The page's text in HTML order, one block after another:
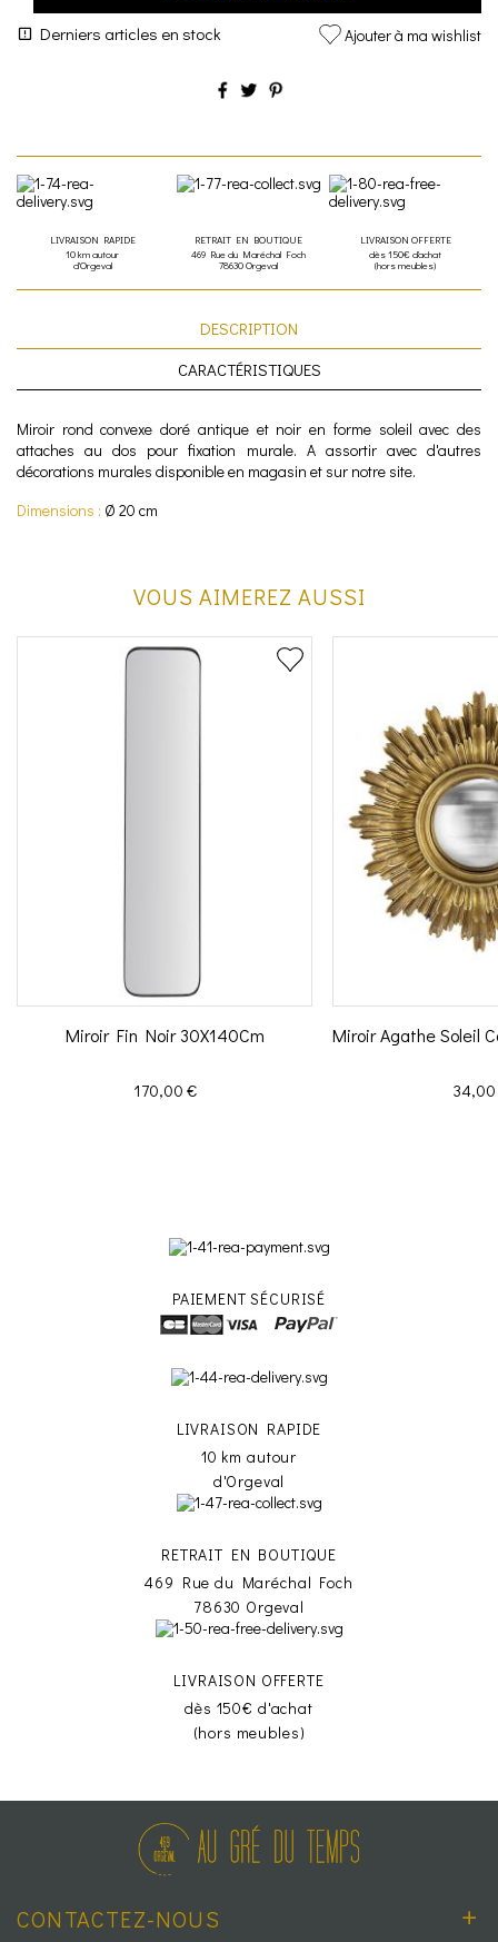
Derniers articles en stock Ajouter à ma wishlist
LIVRAISON RAPIDE
10 km autour
d'Orgeval
RETRAIT EN BOUTIQUE
469 Rue du Maréchal Foch
78630 Orgeval
LIVRAISON OFFERTE
dès 150€ d'achat
(hors meubles)
DESCRIPTION
CARACTÉRISTIQUES
Miroir rond convexe doré antique et noir en forme soleil avec des
attaches au dos pour fixation murale. A assortir avec d'autres
décorations murales disponible en magasin et sur notre site.
Dimensions : Ø 20 cm
VOUS AIMEREZ AUSSI
Miroir Fin Noir 30X140Cm
Prix
170,00 €
Miroir Agathe Soleil
Prix
PAIEMENT SÉCURISÉ
LIVRAISON RAPIDE
10 km autour
d'Orgeval
RETRAIT EN BOUTIQUE
469 Rue du Maréchal Foch
78630 Orgeval
LIVRAISON OFFERTE
dès 150€ d'achat
(hors meubles)
CONTACTEZ-NOUS